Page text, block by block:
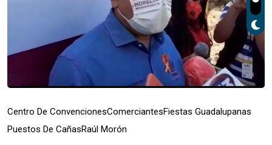
Centro De ConvencionesComerciantesFiestas Guadalupanas
Puestos De CañasRaúl Morón